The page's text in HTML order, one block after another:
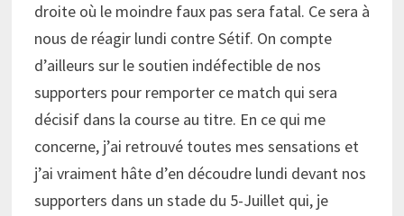
droite où le moindre faux pas sera fatal. Ce sera à
nous de réagir lundi contre Sétif. On compte
d’ailleurs sur le soutien indéfectible de nos
supporters pour remporter ce match qui sera
décisif dans la course au titre. En ce qui me
concerne, j’ai retrouvé toutes mes sensations et
j’ai vraiment hâte d’en découdre lundi devant nos
supporters dans un stade du 5-Juillet qui, je